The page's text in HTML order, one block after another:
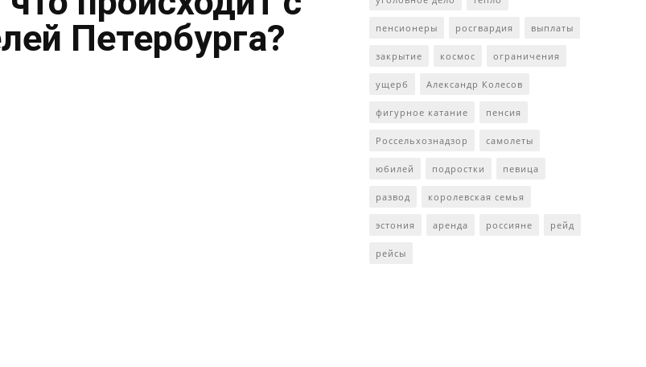
Петербурга?
пенсионеры росгвардия выплаты
закрытие космос ограничения
ущерб Александр Колесов
фигурное катание пенсия
Россельхознадзор самолеты
юбилей подростки певица
развод королевская семья
эстония аренда россияне рейд
рейсы